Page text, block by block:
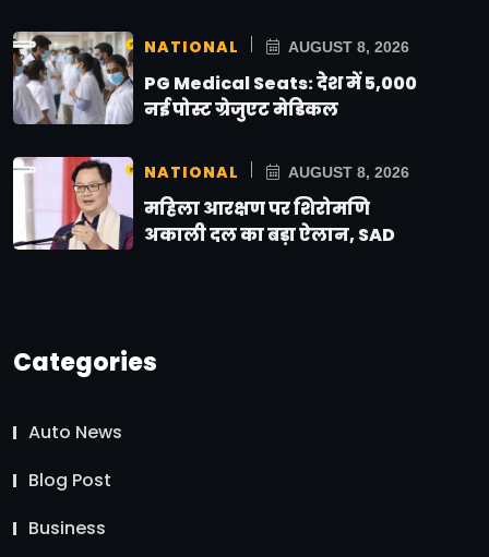
NATIONAL AUGUST 8, 2026
PG Medical Seats: देश में 5,000
नई पोस्ट ग्रेजुएट मेडिकल
NATIONAL AUGUST 8, 2026
महिला आरक्षण पर शिरोमणि
अकाली दल का बड़ा ऐलान, SAD
Categories
Auto News
Blog Post
Business